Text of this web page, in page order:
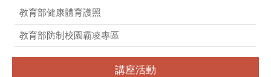
教育部健康體育護照
教育部防制校園霸凌專區
講座活動